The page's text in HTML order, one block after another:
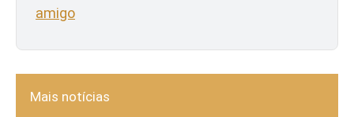
amigo
Mais notícias